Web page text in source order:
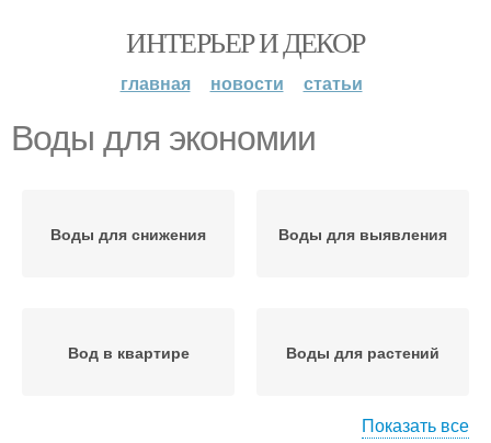
ИНТЕРЬЕР И ДЕКОР
главная новости статьи
Воды для экономии
Воды для снижения Воды для выявления
Вод в квартире Воды для растений
Показать все